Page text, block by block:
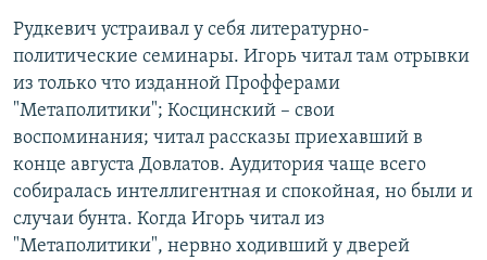
Рудкевич устраивал у себя литературно-
политические семинары. Игорь читал там отрывки
из только что изданной Профферами
"Метаполитики"; Косцинский – свои
воспоминания; читал рассказы приехавший в
конце августа Довлатов. Аудитория чаще всего
собиралась интеллигентная и спокойная, но были и
случаи бунта. Когда Игорь читал из
"Метаполитики", нервно ходивший у дверей